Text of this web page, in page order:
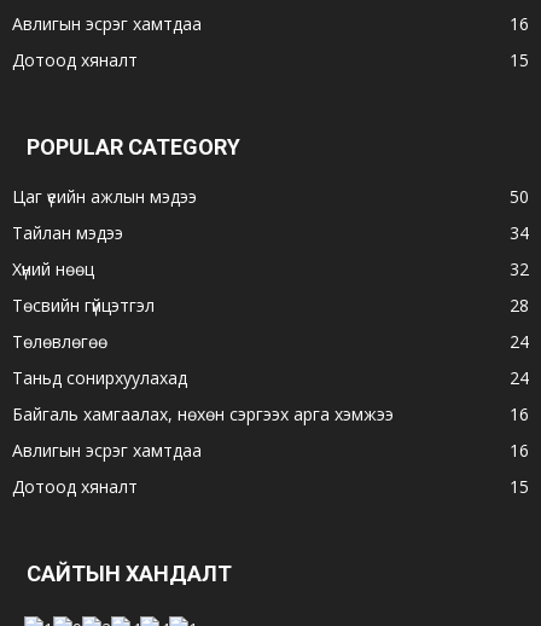
Авлигын эсрэг хамтдаа
16
Дотоод хяналт
15
POPULAR CATEGORY
Цаг үеийн ажлын мэдээ
50
Тайлан мэдээ
34
Хүний нөөц
32
Төсвийн гүйцэтгэл
28
Төлөвлөгөө
24
Таньд сонирхуулахад
24
Байгаль хамгаалах, нөхөн сэргээх арга хэмжээ
16
Авлигын эсрэг хамтдаа
16
Дотоод хяналт
15
САЙТЫН ХАНДАЛТ